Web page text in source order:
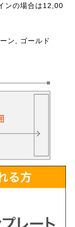
ンの場合は12,00
ン, ゴールド